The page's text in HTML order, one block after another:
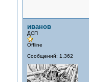
иванов
ДСП
Offline
Сообщений: 1,362